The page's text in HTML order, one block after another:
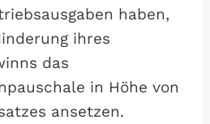
haben,
ihres
das
in Höhe von
ansetzen.